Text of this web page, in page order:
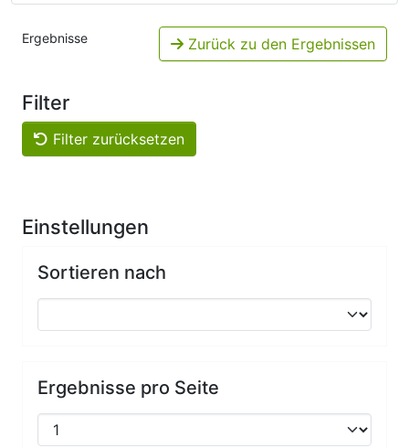
Ergebnisse Zurück zu den Ergebnissen
Filter
Filter zurücksetzen
Einstellungen
Sortieren nach
Ergebnisse pro Seite